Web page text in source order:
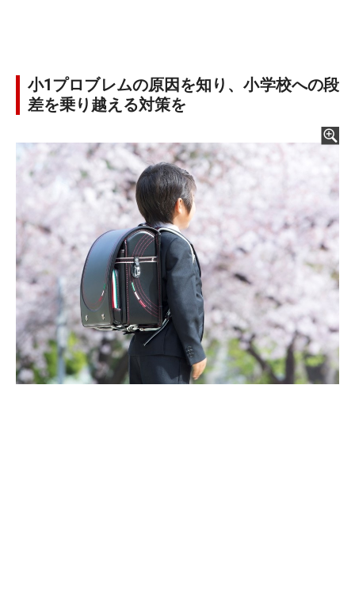
小1プロブレムの原因を知り、小学校への段
差を乗り越える対策を